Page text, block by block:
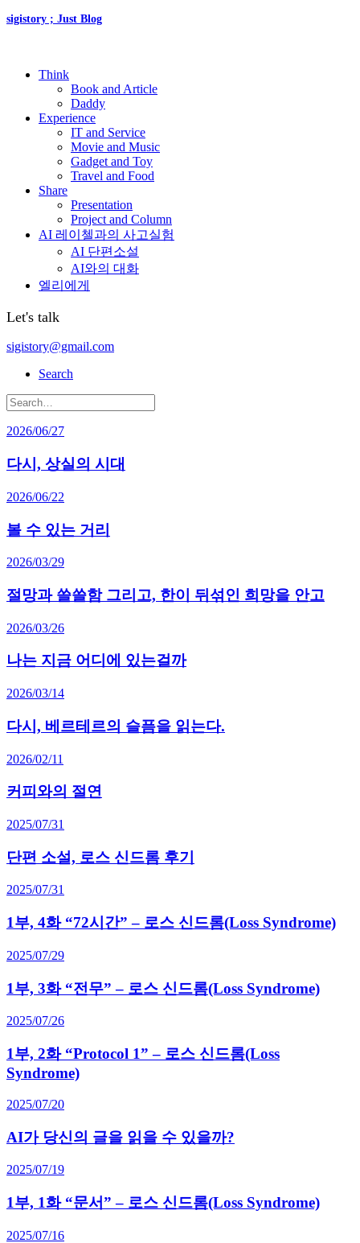
sigistory ; Just Blog
Think
Book and Article
Daddy
Experience
IT and Service
Movie and Music
Gadget and Toy
Travel and Food
Share
Presentation
Project and Column
AI 레이첼과의 사고실험
AI 단편소설
AI와의 대화
엘리에게
Let's talk
sigistory@gmail.com
Search
2026/06/27
다시, 상실의 시대
2026/06/22
볼 수 있는 거리
2026/03/29
절망과 쓸쓸함 그리고, 한이 뒤섞인 희망을 안고
2026/03/26
나는 지금 어디에 있는걸까
2026/03/14
다시, 베르테르의 슬픔을 읽는다.
2026/02/11
커피와의 절연
2025/07/31
단편 소설, 로스 신드롬 후기
2025/07/31
1부, 4화 “72시간” – 로스 신드롬(Loss Syndrome)
2025/07/29
1부, 3화 “전무” – 로스 신드롬(Loss Syndrome)
2025/07/26
1부, 2화 “Protocol 1” – 로스 신드롬(Loss
Syndrome)
2025/07/20
AI가 당신의 글을 읽을 수 있을까?
2025/07/19
1부, 1화 “문서” – 로스 신드롬(Loss Syndrome)
2025/07/16